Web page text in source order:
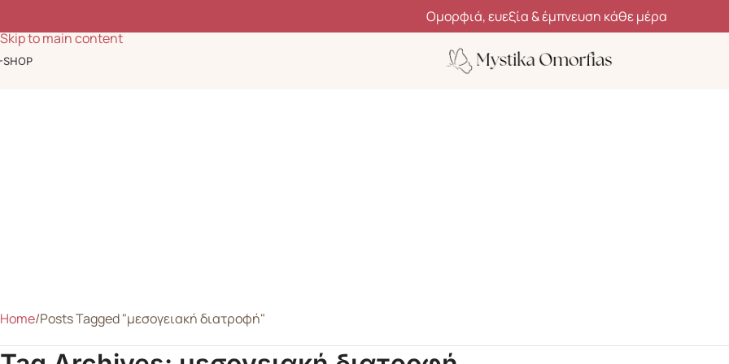
Skip to main content
Ομορφιά, ευεξία & έμπνευση κάθε μέρα
SHOP
Home Posts Tagged "μεσογειακή διατροφή"